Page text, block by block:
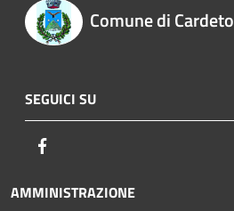
Comune di Cardeto
SEGUICI SU
AMMINISTRAZIONE